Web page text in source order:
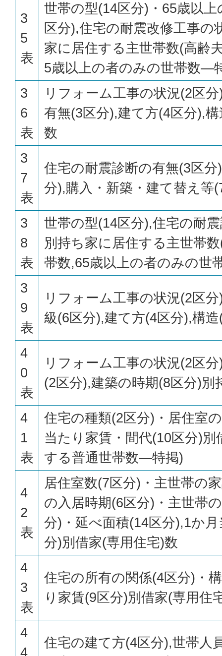
3
5
表
世帯の型(14区分)・65歳以
区分),住宅の耐震改修工事の
家に居住する主世帯数(高齢
5歳以上の者のみの世帯数—
3
6
表
リフォーム工事の状況(2区
有無(3区分),建て方(4区分),
数
3
7
表
住宅の耐震診断の有無(3区
分),購入・新築・建て替え等
3
8
表
世帯の型(14区分),住宅の耐
別持ち家に居住する主世帯
帯数,65歳以上の者のみの世
3
9
表
リフォーム工事の状況(2区
級(6区分),建て方(4区分),構
4
0
表
リフォーム工事の状況(2区
(2区分),建築の時期(8区分)別
4
1
表
住宅の種類(2区分)・居住室
当たり家賃・間代(10区分)別
する普通世帯数—特掲)
4
2
表
居住室数(7区分)・主世帯の
の入居時期(6区分)・主世帯
分)・延べ面積(14区分),1か
分)別借家(専用住宅)数
4
3
表
住宅の所有の関係(4区分)・
り家賃(9区分)別借家(専用住
4
4
住宅の建て方(4区分),世帯人